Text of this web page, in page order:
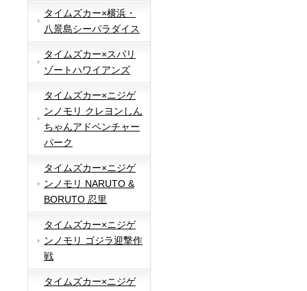
タイムズカー×横浜・
八景島シーパラダイス
タイムズカー×スパリ
ゾートハワイアンズ
タイムズカー×ニジゲ
ンノモリ クレヨンしん
ちゃんアドベンチャー
パーク
タイムズカー×ニジゲ
ンノモリ NARUTO &
BORUTO 忍里
タイムズカー×ニジゲ
ンノモリ ゴジラ迎撃作
戦
タイムズカー×ニジゲ